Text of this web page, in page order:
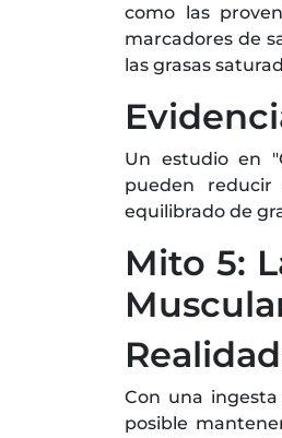
como las
marcadores de
las grasas
Un estudio en
pueden
equilibrado de
Mito 5:
Con una
posible